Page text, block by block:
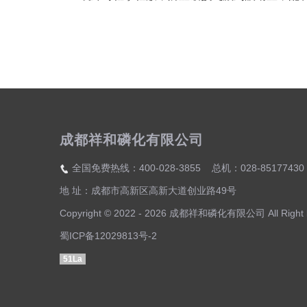
成都祥和磷化有限公司
全国免费热线：400-028-3855 总机：028-85177430
地 址：成都市高新区高新大道创业路49号
Copyright © 2022 - 2026 成都祥和磷化有限公司 All Right
蜀ICP备12029813号-2
51La